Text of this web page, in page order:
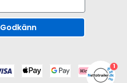
Godkänn
1